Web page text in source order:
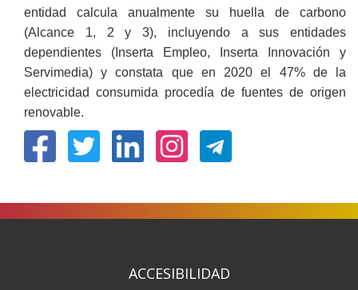
entidad calcula anualmente su huella de carbono
(Alcance 1, 2 y 3), incluyendo a sus entidades
dependientes (Inserta Empleo, Inserta Innovación y
Servimedia) y constata que en 2020 el 47% de la
electricidad consumida procedía de fuentes de origen
renovable.
ACCESIBILIDAD